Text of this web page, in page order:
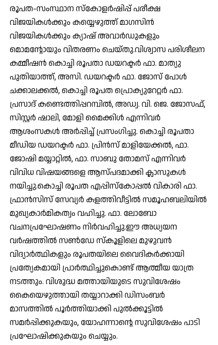
രൂപത-സംസ്ഥാന സ്കോളർഷിപ്പ് പരീക്ഷ
വിജയികൾക്കും കയ്യെഴുത്ത് മാഗസിൻ
വിജയികൾക്കും ക്യാഷ് അവാർഡുകളും
മൊമന്റോയും വിതരണം ചെയ്തു.വിശ്വാസ പരിശീലന
കമ്മീഷൻ കൊച്ചി രൂപതാ ഡയറക്ടർ ഫാ. മാത്യു
പുതിയാത്ത്, അസി. ഡയറക്ടർ ഫാ. ജോസ് പോൾ
ചക്കാലക്കൽ, കൊച്ചി രൂപത പ്രൊക്യുറേറ്റർ ഫാ.
പ്രസാദ് കണ്ടെത്തിപ്പറമ്പിൽ, അഡ്വ. വി. ജെ. ജോസഫ്,
സിസ്റ്റർ ഷാലി, മോളി മൈക്കിൾ എന്നിവർ
ആശംസകൾ അർപ്പിച്ച് പ്രസംഗിച്ചു. കൊച്ചി രൂപതാ
മീഡിയ ഡയറക്ടർ ഫാ. പ്രിൻസ് മാളിയേക്കൽ, ഫാ.
ജോഷി മയ്യാറ്റിൽ, ഫാ. സാബു തോമസ് എന്നിവർ
വിവിധ വിഷയങ്ങളെ ആസ്പദമാക്കി ക്ലാസുകൾ
നയിച്ചു.കൊച്ചി രൂപത എപ്പിസ്കോപ്പൽ വികാരി ഫാ.
ഫ്രാൻസിസ് സേവ്യർ കളത്തിവീട്ടിൽ സമൂഹബലിയിൽ
മുഖ്യകാർമികത്വം വഹിച്ചു. ഫാ. ലോബോ
വചനപ്രഘോഷണം നിർവഹിച്ചു.ഈ അധ്യയന
വർഷത്തിൽ സൺഡേ സ്കൂളിലെ മുഴുവൻ
വിദ്യാർത്ഥികളും രൂപതയിലെ വൈദികർക്കായി
പ്രത്യേകമായി പ്രാർത്ഥിച്ചുകൊണ്ട് ആത്മീയ യാത്ര
നടത്തും. വിശുദ്ധ മത്തായിയുടെ സുവിശേഷം
കൈയെഴുത്തായി തയ്യാറാക്കി ഡിസംബർ
മാസത്തിൽ പൂർത്തിയാക്കി പുൽക്കൂട്ടിൽ
സമർപ്പിക്കുകയും, യോഹന്നാന്റെ സുവിശേഷം പാടി
പ്രഘോഷിക്കുകയും ചെയ്യും.